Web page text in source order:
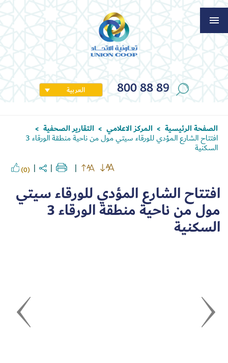
800 88 89 العربية
الصفحة الرئيسية > المركز الاعلامي > التقارير الصحفية >
افتتاح الشارع المؤدي للورقاء سيتي مول من ناحية منطقة الورقاء 3
السكنية
(0)
افتتاح الشارع المؤدي للورقاء سيتي
مول من ناحية منطقة الورقاء 3
السكنية